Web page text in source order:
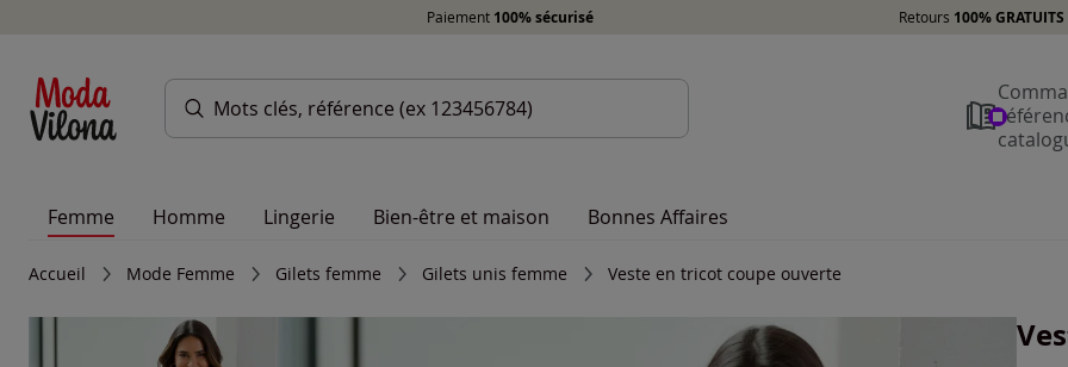
Paiement 100% sécurisé Retours 100%
Femme Homme Lingerie Bien-être et maison Bonnes Affaires
Accueil Mode Femme Gilets femme Gilets unis femme Veste en tricot coupe ouverte